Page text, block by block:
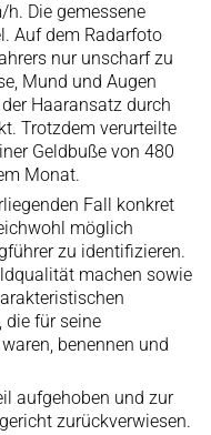
Die gemessene
Auf dem Radarfoto
nur unscharf zu
Mund und Augen
Haaransatz durch
Trotzdem verurteilte
Geldbuße von 480
Monat.
Fall konkret
möglich
zu identifizieren.
machen sowie
die für seine
benennen und
aufgehoben und zur
zurückverwiesen.